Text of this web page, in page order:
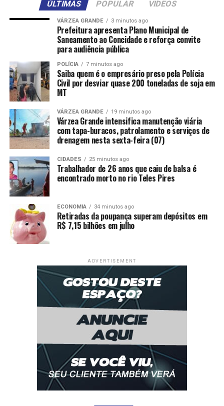
Lula lamenta mortes ocorridas durante acidente em
Lula diz que governo não vai interferir em nova gestão
do BC
ÚLTIMAS POPULAR VIDEOS
VÁRZEA GRANDE 3 minutos ago
Prefeitura apresenta Plano Municipal de
Saneamento ao Concidade e reforça convite
para audiência pública
POLÍCIA 7 minutos ago
Saiba quem é o empresário preso pela Polícia
Civil por desviar quase 200 toneladas de soja em
MT
VÁRZEA GRANDE 19 minutos ago
Várzea Grande intensifica manutenção viária
com tapa-buracos, patrolamento e serviços de
drenagem nesta sexta-feira (07)
CIDADES 25 minutos ago
Trabalhador de 26 anos que caiu de balsa é
encontrado morto no rio Teles Pires
ECONOMIA 34 minutos ago
Retiradas da poupança superam depósitos em
R$ 7,15 bilhões em julho
ADVERTISEMENT